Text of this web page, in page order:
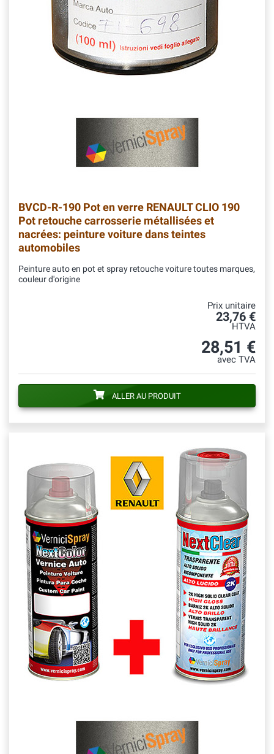
BVCD-R-190 Pot en verre RENAULT CLIO 190
Pot retouche carrosserie métallisées et
nacrées: peinture voiture dans teintes
automobiles
Peinture auto en pot et spray retouche voiture toutes marques,
couleur d'origine
Prix unitaire
23,76 €
HTVA
28,51 €
avec TVA
ALLER AU PRODUIT